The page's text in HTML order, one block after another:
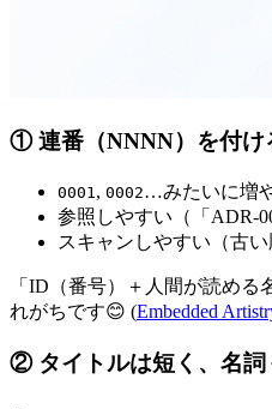
① 連番（NNNN）を付け
0001 , 0002…みたいに増
参照しやすい（「ADR-
スキャンしやすい（古い
「ID（番号）＋人間が読める
れがちです😊 (Embedded
② タイトルは短く、 名詞